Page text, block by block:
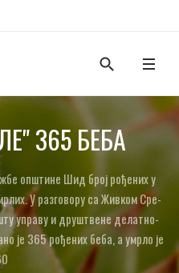
365 БЕ­БА
оп­шти­не Шид број ро­ђе­них у
У раз­го­во­ру са Жив­ком Сре­
упра­ву и дру­штве­не де­лат­но­
је 365 ро­ђе­них бе­ба, а умр­ло је